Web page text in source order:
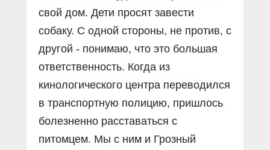
свой дом. Дети просят завести
собаку. С одной стороны, не против, с
другой - понимаю, что это большая
ответственность. Когда из
кинологического центра переводился
в транспортную полицию, пришлось
болезненно расставаться с
питомцем. Мы с ним и Грозный